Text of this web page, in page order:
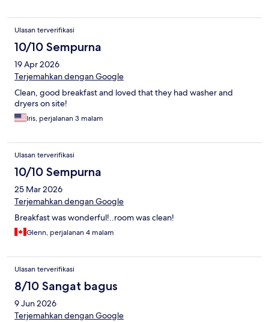
Ulasan terverifikasi
10/10 Sempurna
19 Apr 2026
Terjemahkan dengan Google
Clean, good breakfast and loved that they had washer and
dryers on site!
Iris, perjalanan 3 malam
Ulasan terverifikasi
10/10 Sempurna
25 Mar 2026
Terjemahkan dengan Google
Breakfast was wonderful!..room was clean!
Glenn, perjalanan 4 malam
Ulasan terverifikasi
8/10 Sangat bagus
9 Jun 2026
Terjemahkan dengan Google